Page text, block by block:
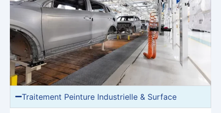
Traitement Peinture Industrielle & Surface